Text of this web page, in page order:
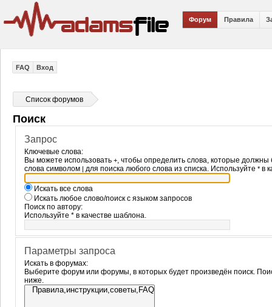
Форум Правила
FAQ Вход
Список форумов
Поиск
Запрос
Ключевые слова:
Вы можете использовать +, чтобы определить слова, которые должны
слова символом | для поиска любого слова из списка. Используйте * в
Искать все слова
Искать любое слово/поиск с языком запросов
Поиск по автору:
Используйте * в качестве шаблона.
Параметры запроса
Искать в форумах:
Выберите форум или форумы, в которых будет произведён поиск.
ниже.